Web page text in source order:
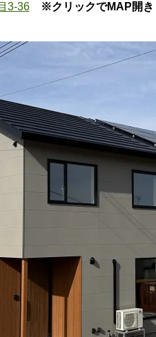
3-36
※クリックでMAP開き